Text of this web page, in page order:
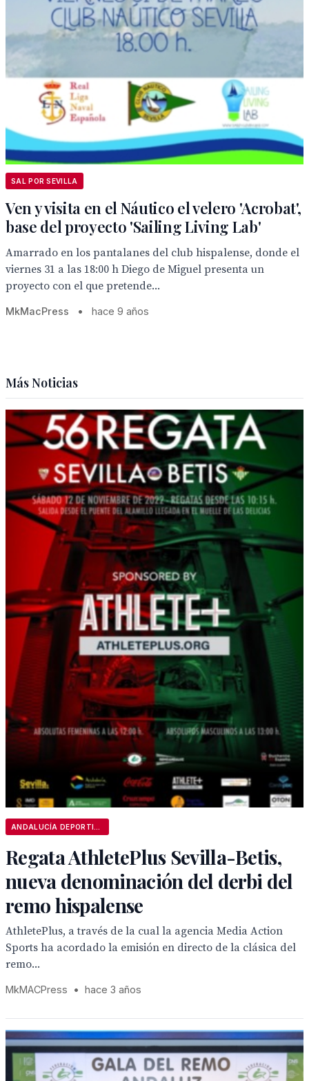
SAL POR SEVILLA
Ven y visita en el Náutico el velero 'Acrobat',
base del proyecto 'Sailing Living Lab'
Amarrado en los pantalanes del club hispalense, donde el
viernes 31 a las 18:00 h Diego de Miguel presenta un
proyecto con el que pretende...
MkMacPress • hace 9 años
Más Noticias
Regata AthletePlus Sevilla-Betis,
nueva denominación del derbi del
remo hispalense
AthletePlus, a través de la cual la agencia Media Action
Sports ha acordado la emisión en directo de la clásica del
remo...
MkMACPress • hace 3 años